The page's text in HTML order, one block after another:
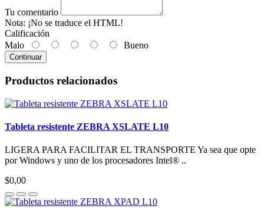
Tu comentario
Nota: ¡No se traduce el HTML!
Calificación
Malo
Bueno
Continuar
Productos relacionados
Tableta resistente ZEBRA XSLATE L10
LIGERA PARA FACILITAR EL TRANSPORTE Ya sea que opte
por Windows y uno de los procesadores Intel® ..
$0,00